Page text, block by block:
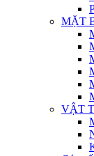
MẶT
VẬT